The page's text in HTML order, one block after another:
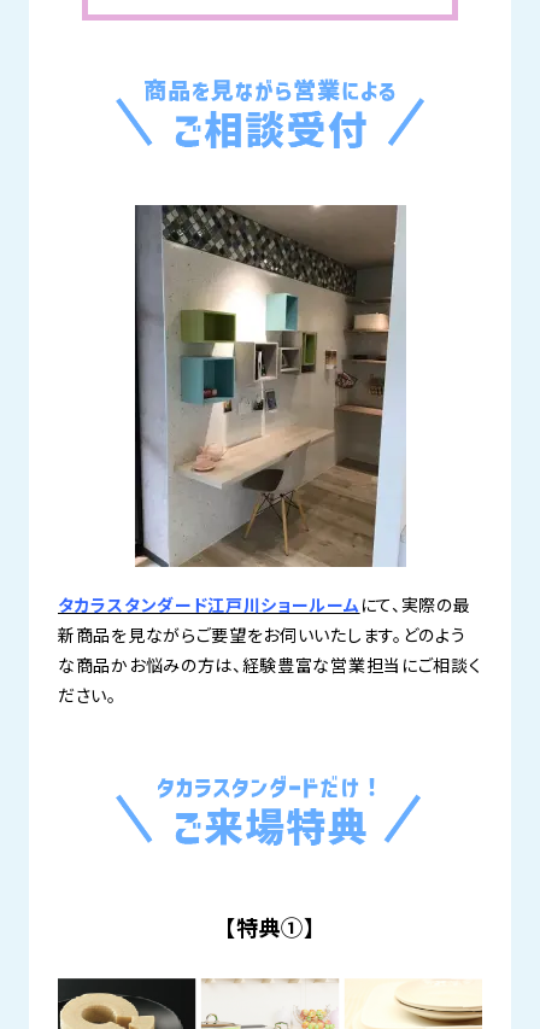
タカラスタンダード江戸川ショールームにて、実際の最
新商品を見ながらご要望をお伺いいたします。どのよう
な商品かお悩みの方は、経験豊富な営業担当にご相談く
ださい。
【特典①】